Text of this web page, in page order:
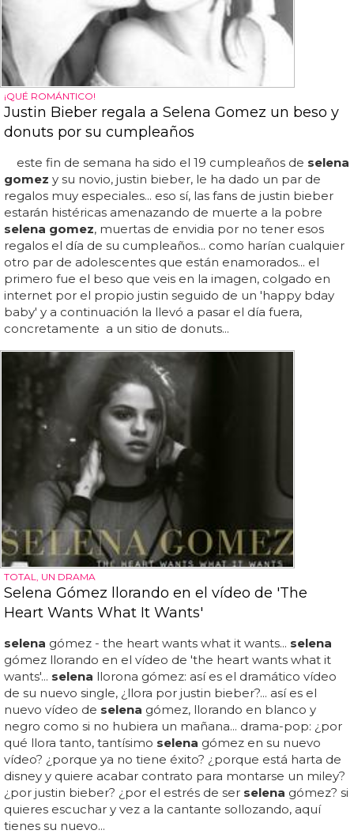
¡QUÉ ROMÁNTICO!
Justin Bieber regala a Selena Gomez un beso y
donuts por su cumpleaños
este fin de semana ha sido el 19 cumpleaños de selena
gomez y su novio, justin bieber, le ha dado un par de
regalos muy especiales... eso sí, las fans de justin bieber
estarán histéricas amenazando de muerte a la pobre
selena gomez, muertas de envidia por no tener esos
regalos el día de su cumpleaños... como harían cualquier
otro par de adolescentes que están enamorados... el
primero fue el beso que veis en la imagen, colgado en
internet por el propio justin seguido de un 'happy bday
baby' y a continuación la llevó a pasar el día fuera,
concretamente a un sitio de donuts...
TOTAL, UN DRAMA
Selena Gómez llorando en el vídeo de 'The
Heart Wants What It Wants'
selena gómez - the heart wants what it wants... selena
gómez llorando en el vídeo de 'the heart wants what it
wants'... selena llorona gómez: así es el dramático vídeo
de su nuevo single, ¿llora por justin bieber?... así es el
nuevo vídeo de selena gómez, llorando en blanco y
negro como si no hubiera un mañana... drama-pop: ¿por
qué llora tanto, tantísimo selena gómez en su nuevo
vídeo? ¿porque ya no tiene éxito? ¿porque está harta de
disney y quiere acabar contrato para montarse un miley?
¿por justin bieber? ¿por el estrés de ser selena gómez? si
quieres escuchar y vez a la cantante sollozando, aquí
tienes su nuevo...